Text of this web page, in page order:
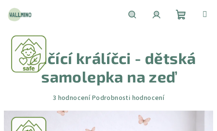
obsah
košík
Tančící králíčci - dětská
samolepka na zeď
Průměrné
produktu
3 hodnoceníPodrobnosti hodnocení